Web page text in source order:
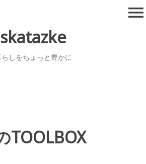
skatazke
しをちょっと豊かに
menu
TOOLBOX